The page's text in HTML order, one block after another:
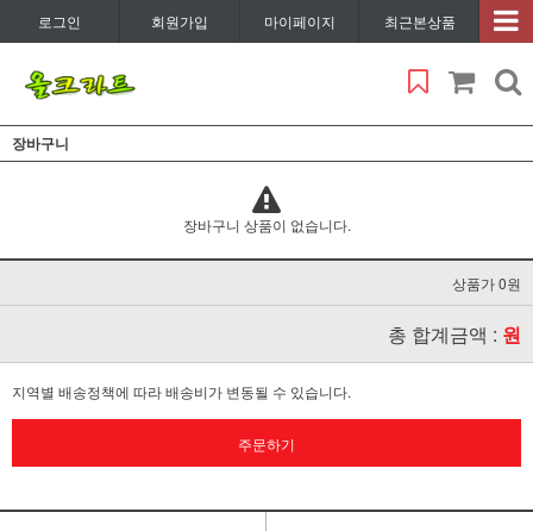
로그인 회원가입 마이페이지 최근본상품
장바구니
장바구니 상품이 없습니다.
상품가 0원
총 합계금액 : 원
지역별 배송정책에 따라 배송비가 변동될 수 있습니다.
주문하기